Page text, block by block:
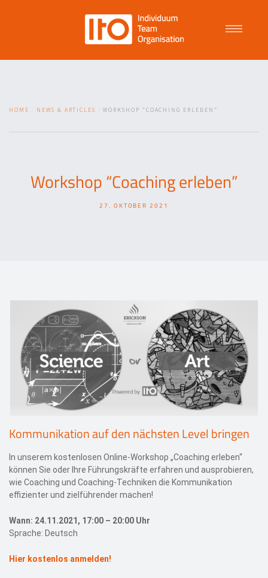
Kontakt
EN
HOME NEWS & ARTICLES WORKSHOP “COACHING ERLEBEN”
Workshop “Coaching erleben”
27. OKTOBER 2021
Kommunikation auf den nächsten Level bringen
In unserem kostenlosen Online-Workshop „Coaching erleben“
können Sie oder Ihre Führungskräfte erfahren und ausprobieren,
wie Coaching und Coaching-Techniken die Kommunikation
effizienter und zielführender machen!
Wann: 24.11.2021, 17:00 – 20:00 Uhr
Sprache: Deutsch
Hier kostenlos anmelden!